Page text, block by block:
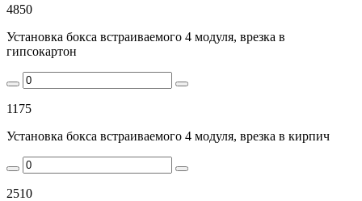
4850
Установка бокса встраиваемого 4 модуля, врезка в
гипсокартон
1175
Установка бокса встраиваемого 4 модуля, врезка в кирпич
2510